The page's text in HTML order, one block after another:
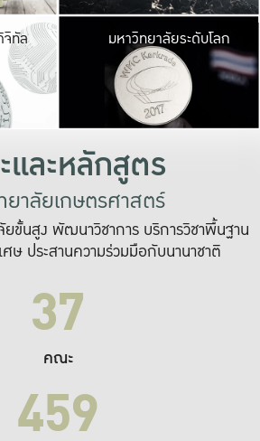
ทัล มหาวิ
เปลี่ยนแปลง แล
เพื่อทำง
ระบบสารสนเทศ
มหาวิทยาลัยระดับโลก
ละหลักสูตร
ยาลัยเกษตรศาสตร์
ขั้นสูง พัฒนาวิชาการ บริการวิชาพื้นฐาน
ศษ ประสานความร่วมมือกับนานาชาติ
37
คณะ
459